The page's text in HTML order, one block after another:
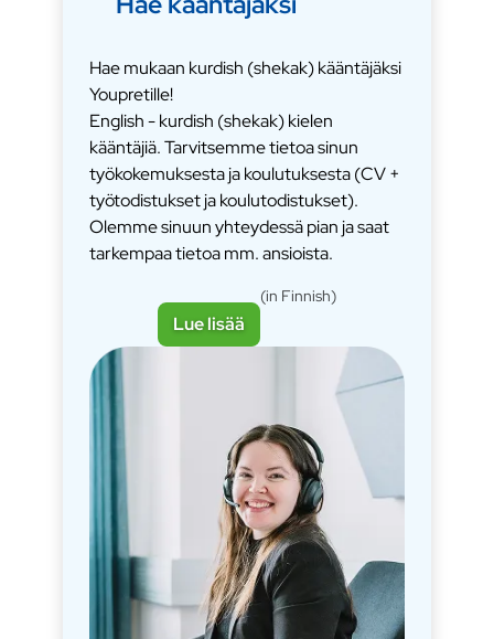
Hae mukaan kurdish (shekak) kääntäjäksi
Youpretille!
English - kurdish (shekak) kielen
kääntäjiä. Tarvitsemme tietoa sinun
työkokemuksesta ja koulutuksesta (CV +
työtodistukset ja koulutodistukset).
Olemme sinuun yhteydessä pian ja saat
tarkempaa tietoa mm. ansioista.
Lue lisää
(in Finnish)